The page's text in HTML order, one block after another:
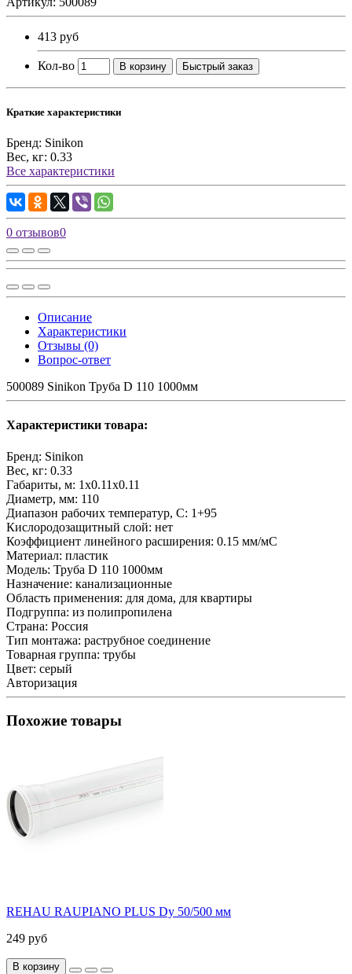
413 руб
Кол-во В корзину Быстрый заказ
Краткие характеристики
Бренд: Sinikon
Вес, кг: 0.33
Все характеристики
0 отзывов0
Описание
Характеристики
Отзывы (0)
Вопрос-ответ
500089 Sinikon Труба D 110 1000мм
Характеристики товара:
Бренд: Sinikon
Вес, кг: 0.33
Габариты, м: 1x0.11x0.11
Диаметр, мм: 110
Диапазон рабочих температур, С: 1+95
Кислородозащитный слой: нет
Коэффициент линейного расширения: 0.15 мм/мС
Материал: пластик
Модель: Труба D 110 1000мм
Назначение: канализационные
Область применения: для дома, для квартиры
Подгруппа: из полипропилена
Страна: Россия
Тип монтажа: раструбное соединение
Товарная группа: трубы
Цвет: серый
Авторизация
Похожие товары
REHAU RAUPIANO PLUS Dу 50/500 мм
249 руб
В корзину